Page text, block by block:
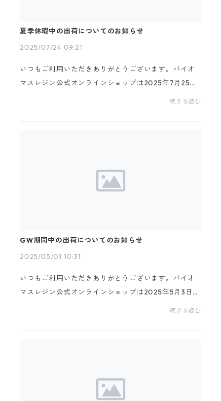
夏季休暇中の出荷についてのお知らせ
2025/07/24 09:21
いつもご利用いただきありがとうございます。バイオ
マスレジン公式オンラインショップは2025年7月25日
(金)～7月29日(火)までと、2024年8月9日(土)～8月17
続きを読む
GW期間中の出荷についてのお知らせ
2025/05/01 10:31
いつもご利用いただきありがとうございます。バイオ
マスレジン公式オンラインショップは2025年5月3日
(土)～2025年5月6日(火)までのGW期間中をお休みさ
続きを読む